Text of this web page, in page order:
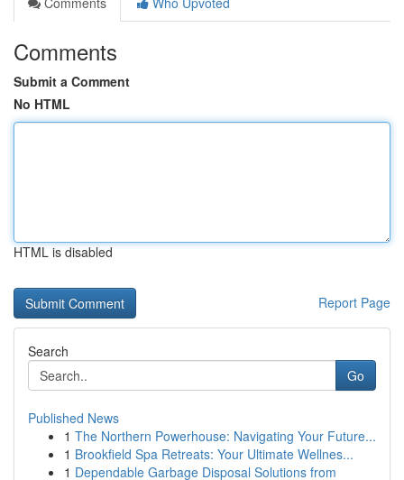
Comments
Submit a Comment
No HTML
HTML is disabled
Report Page
Search
Go
Published News
1 The Northern Powerhouse: Navigating Your Future...
1 Brookfield Spa Retreats: Your Ultimate Wellnes...
1 Dependable Garbage Disposal Solutions from